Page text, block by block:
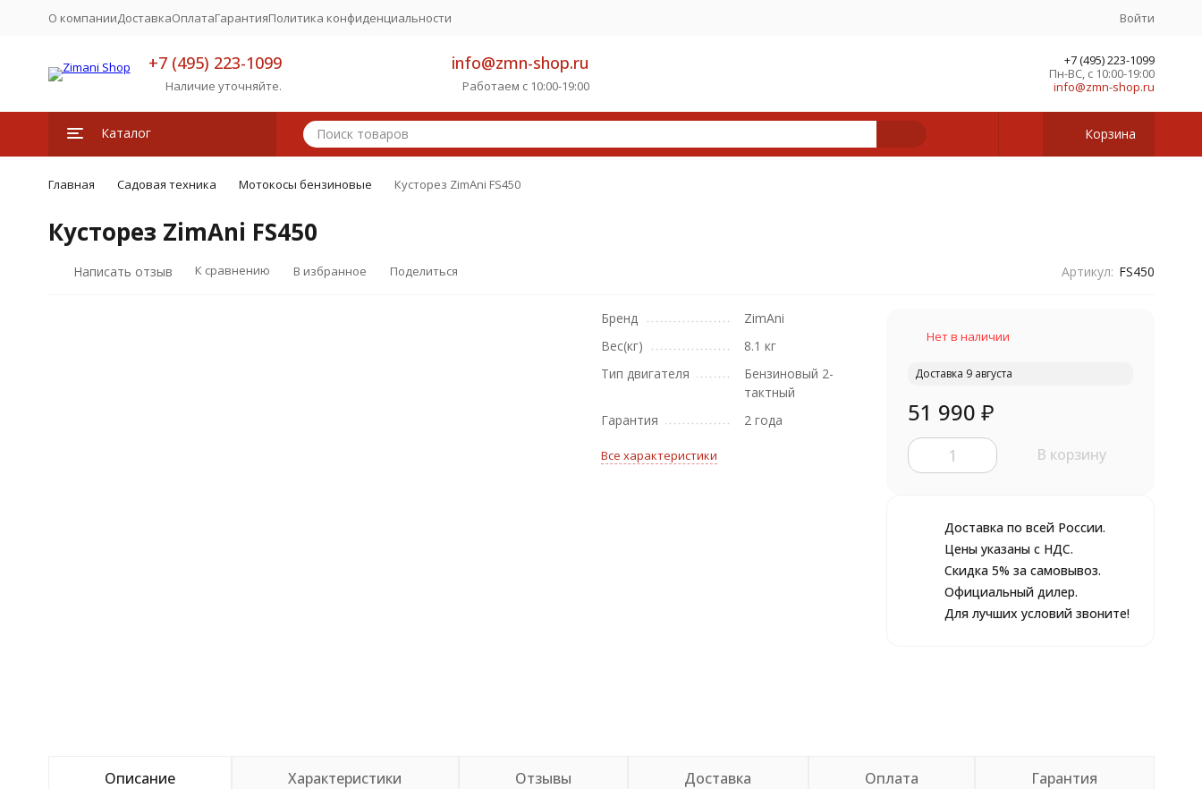
О компанииДоставкаОплатаГарантияПолитика конфиденциальности Войти
+7 (495) 223-1099
Наличие уточняйте.
info@zmn-shop.ru
Работаем с 10:00-19:00
+7 (495) 223-1099
Пн-ВС, с 10:00-19:00
info@zmn-shop.ru
Каталог Корзина
Главная Садовая техника Мотокосы бензиновые Кусторез ZimAni FS450
Кусторез ZimAni FS450
Написать отзыв К сравнению В избранное Поделиться Артикул: FS450
Бренд
ZimAni
Вес(кг)
8.1 кг
Тип двигателя
Бензиновый 2-
тактный
Гарантия
2 года
Все характеристики
Нет в наличии
Доставка 9 августа
51 990 ₽
В корзину
Доставка по всей России.
Цены указаны с НДС.
Скидка 5% за самовывоз.
Официальный дилер.
Для лучших условий звоните!
Описание Характеристики Отзывы Доставка Оплата Гарантия